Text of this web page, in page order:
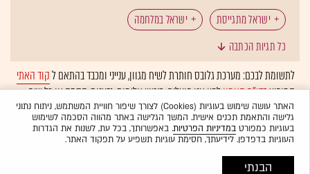
ישראל מתגייסת ישראל במלחמה
מסחר מקוון חוסן לישראל גרינברג-טראוריג
אנטישמיות תרומות סקר
כל תגיות הכתבה
לתשומת לבכם: מערכת גלובס חותרת לשיח מגוון, ענייני ומכבד בהתאם לקוד האתי
המופיעבדו"ח האמוןלפיו אנו פועלים. ביטויי אלימות, גזענות, הסתה או כל שיח
בלתי הולם אחר מסוננים בצורהאוטומטיתולא יפורסמו באתר.
האתר עושה שימוש בעוגיות (Cookies) לצורך שיפור חוויית המשתמש, ניתוח נתוני
גלישה והתאמת תכנים אישית. המשך הגלישה באתר מהווה הסכמה לשימוש
בעוגיות כמפורטבמדיניות הפרטיות. באפשרותך, בכל עת, לשנות את הגדרות
העוגיות בדפדפן. לידיעתך, חסימת עוגיות תשפיע על תפקוד האתר.
הבנתי